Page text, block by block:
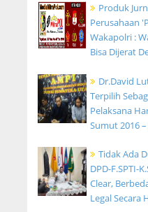
Produk
Perusahaan
Wakapolri :
Bisa Dijerat
Dr.David
Terpilih
Pelaksana
Sumut 2016 –
Tidak Ada
DPD-F.SPTI-
Clear,
Legal Secara